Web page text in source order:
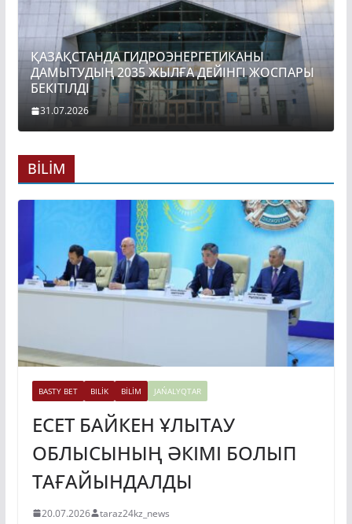
ҚАЗАҚСТАНДА ГИДРОЭНЕРГЕТИКАНЫ
ДАМЫТУДЫҢ 2035 ЖЫЛҒА ДЕЙІНГІ ЖОСПАРЫ
БЕКІТІЛДІ
31.07.2026
BİLİM
BASTY BET BILİK BİLİM JAŃALYQTAR
ЕСЕТ БАЙКЕН ҰЛЫТАУ
ОБЛЫСЫНЫҢ ӘКІМІ БОЛЫП
ТАҒАЙЫНДАЛДЫ
20.07.2026 taraz24kz_news